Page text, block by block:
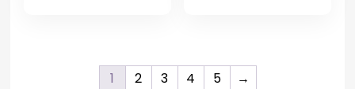
1 2 3 4 5 →